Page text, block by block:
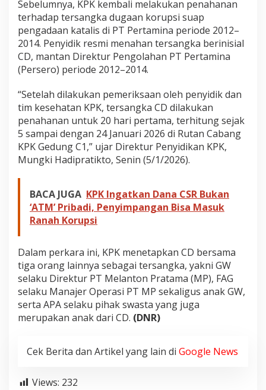
Sebelumnya, KPK kembali melakukan penahanan
terhadap tersangka dugaan korupsi suap
pengadaan katalis di PT Pertamina periode 2012–
2014. Penyidik resmi menahan tersangka berinisial
CD, mantan Direktur Pengolahan PT Pertamina
(Persero) periode 2012–2014.
“Setelah dilakukan pemeriksaan oleh penyidik dan
tim kesehatan KPK, tersangka CD dilakukan
penahanan untuk 20 hari pertama, terhitung sejak
5 sampai dengan 24 Januari 2026 di Rutan Cabang
KPK Gedung C1,” ujar Direktur Penyidikan KPK,
Mungki Hadipratikto, Senin (5/1/2026).
BACA JUGA KPK Ingatkan Dana CSR Bukan
‘ATM’ Pribadi, Penyimpangan Bisa Masuk
Ranah Korupsi
Dalam perkara ini, KPK menetapkan CD bersama
tiga orang lainnya sebagai tersangka, yakni GW
selaku Direktur PT Melanton Pratama (MP), FAG
selaku Manajer Operasi PT MP sekaligus anak GW,
serta APA selaku pihak swasta yang juga
merupakan anak dari CD. (DNR)
Cek Berita dan Artikel yang lain di Google News
Views: 232